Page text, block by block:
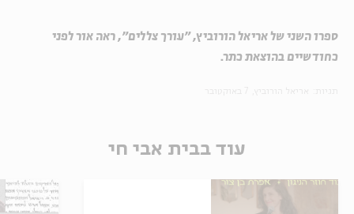
ספרו השני של אריאל הורוביץ, "עורך צללים", ראה אור לפני
כחודשיים בהוצאת כתר.
עוד בבית אבי חי